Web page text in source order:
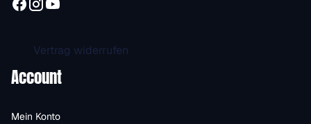
Vertrag widerrufen
Account
Mein Konto